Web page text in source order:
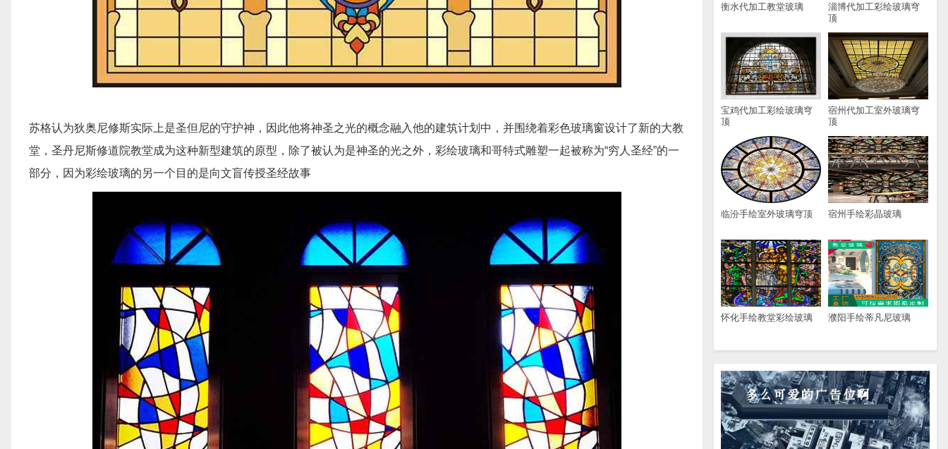
衡水代加工教堂玻璃
淄博代加工彩绘玻璃穹
顶
宝鸡代加工彩绘玻璃穹
顶
宿州代加工室外玻璃穹
顶
临汾手绘室外玻璃穹顶 宿州手绘彩晶玻璃
怀化手绘教堂彩绘玻璃 濮阳手绘蒂凡尼玻璃
苏格认为狄奥尼修斯实际上是圣但尼的守护神，因此他将神圣之光的概念融入他的建筑计划中，并围绕着彩色玻璃窗设计了新的大教
堂，圣丹尼斯修道院教堂成为这种新型建筑的原型，除了被认为是神圣的光之外，彩绘玻璃和哥特式雕塑一起被称为“穷人圣经”的一
部分，因为彩绘玻璃的另一个目的是向文盲传授圣经故事